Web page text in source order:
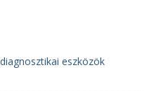
eszközök